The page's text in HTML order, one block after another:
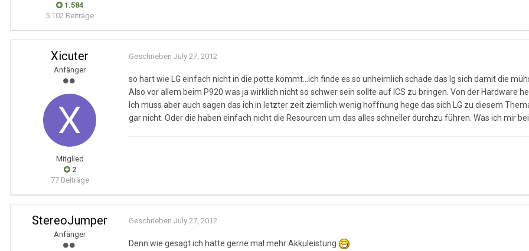
1.584
5.102 Beiträge
Xicuter
Anfänger
Mitglied
2
77 Beiträge
Geschrieben July 27, 2012
so hart wie LG einfach nicht in die potte kommt...ich finde es so unheimlich schade das lg sich damit die
Also vor allem beim P920 was ja wirklich nicht so schwer sein sollte auf ICS zu bringen. Von der Hardware
Ich muss aber auch sagen das ich in letzter zeit ziemlich wenig hoffnung hege das sich LG zu diesem
gar nicht. Oder die haben einfach nicht die Resourcen um das alles schneller durchzu führen. Was ich mir
StereoJumper
Anfänger
Geschrieben July 27, 2012
Denn wie gesagt ich hätte gerne mal mehr Akkuleistung